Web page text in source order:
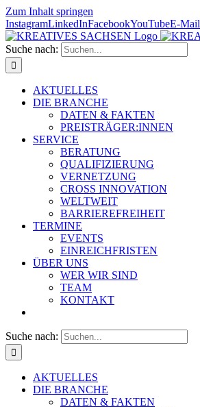
Zum Inhalt springen
InstagramLinkedInFacebookYouTubeE-Mail
Suche nach:
AKTUELLES
DIE BRANCHE
DATEN & FAKTEN
PREISTRÄGER:INNEN
SERVICE
BERATUNG
QUALIFIZIERUNG
VERNETZUNG
CROSS INNOVATION
WELTWEIT
BARRIEREFREIHEIT
TERMINE
EVENTS
EINREICHFRISTEN
ÜBER UNS
WER WIR SIND
TEAM
KONTAKT
Suche nach:
AKTUELLES
DIE BRANCHE
DATEN & FAKTEN